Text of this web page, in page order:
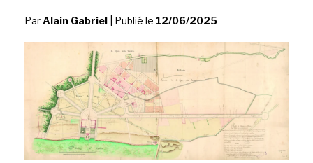
ParAlain Gabriel Publié le 12/06/2025